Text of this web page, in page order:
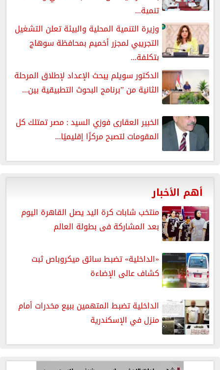
تنمية...
وزيرة التنمية المحلية والبيئة تعلن التشغيل
التجريبي لمجزر أخميم بمحافظة سوهاج
بتكلفة...
الدكتور سويلم يبحث الإعداد لإطلاق المرحلة
الثانية من ”برنامج البحوث التطبيقية بين...
الخبير العقارى فوزي السيد : مصر تمتلك كل
المقومات لتصبح مركزًا إقليميًا...
أهم الأخبار
منتخب شابات كرة اليد يصل القاهرة اليوم
بعد المشاركة فى بطولة العالم
«الداخلية» تضبط سائق ميكروباص ثبت
كشاف عالى الإضاءة
الداخلية تضبط المتهمين ببيع مخدرات أمام
منزل في الإسكندرية